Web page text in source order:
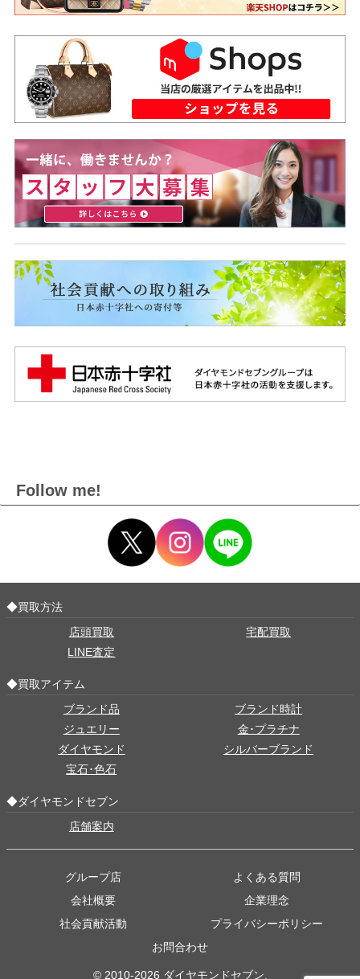
Follow me!
◆買取方法
店頭買取
宅配買取
LINE査定
◆買取アイテム
ブランド品
ブランド時計
ジュエリー
金･プラチナ
ダイヤモンド
シルバーブランド
宝石･色石
◆ダイヤモンドセブン
店舗案内
グループ店
よくある質問
会社概要
企業理念
社会貢献活動
プライバシーポリシー
お問合わせ
© 2010-2026 ダイヤモンドセブン.